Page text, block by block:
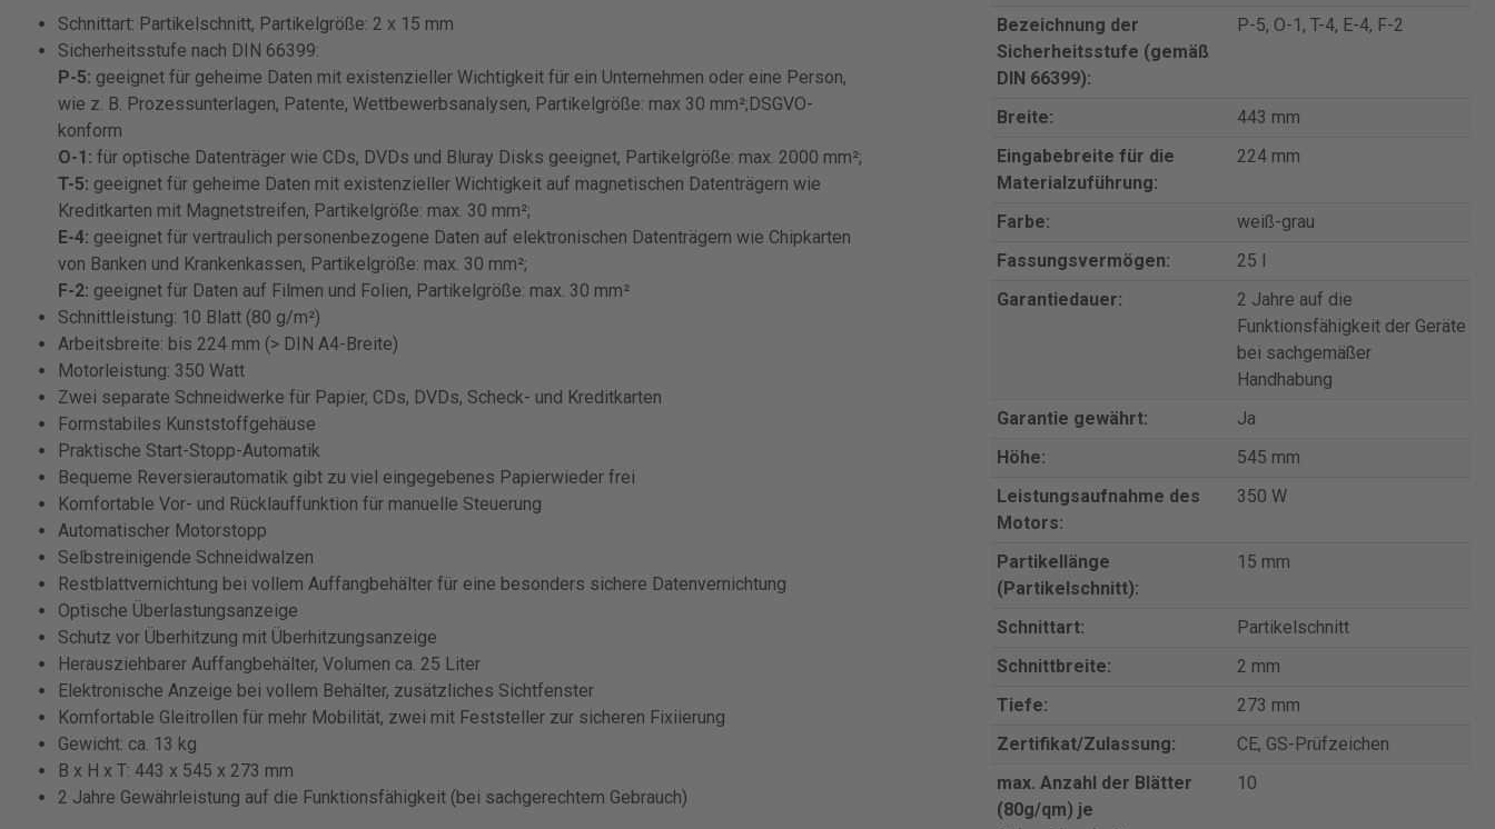
Schnittart: Partikelschnitt, Partikelgröße: 2 x 15 mm
Sicherheitsstufe nach DIN 66399:
P-5: geeignet für geheime Daten mit existenzieller Wichtigkeit für ein Unternehmen oder eine Person,
wie z. B. Prozessunterlagen, Patente, Wettbewerbsanalysen, Partikelgröße: max 30 mm²;DSGVO-
konform
O-1: für optische Datenträger wie CDs, DVDs und Bluray Disks geeignet, Partikelgröße: max. 2000 mm²;
T-5: geeignet für geheime Daten mit existenzieller Wichtigkeit auf magnetischen Datenträgern wie
Kreditkarten mit Magnetstreifen, Partikelgröße: max. 30 mm²;
E-4: geeignet für vertraulich personenbezogene Daten auf elektronischen Datenträgern wie Chipkarten
von Banken und Krankenkassen, Partikelgröße: max. 30 mm²;
F-2: geeignet für Daten auf Filmen und Folien, Partikelgröße: max. 30 mm²
Schnittleistung: 10 Blatt (80 g/m²)
Arbeitsbreite: bis 224 mm (> DIN A4-Breite)
Motorleistung: 350 Watt
Zwei separate Schneidwerke für Papier, CDs, DVDs, Scheck- und Kreditkarten
Formstabiles Kunststoffgehäuse
Praktische Start-Stopp-Automatik
Bequeme Reversierautomatik gibt zu viel eingegebenes Papierwieder frei
Komfortable Vor- und Rücklauffunktion für manuelle Steuerung
Automatischer Motorstopp
Selbstreinigende Schneidwalzen
Restblattvernichtung bei vollem Auffangbehälter für eine besonders sichere Datenvernichtung
Optische Überlastungsanzeige
Schutz vor Überhitzung mit Überhitzungsanzeige
Herausziehbarer Auffangbehälter, Volumen ca. 25 Liter
Elektronische Anzeige bei vollem Behälter, zusätzliches Sichtfenster
Komfortable Gleitrollen für mehr Mobilität, zwei mit Feststeller zur sicheren Fixiierung
Gewicht: ca. 13 kg
B x H x T: 443 x 545 x 273 mm
2 Jahre Gewährleistung auf die Funktionsfähigkeit (bei sachgerechtem Gebrauch)
Bezeichnung der
Sicherheitsstufe (gemäß
DIN 66399):
P-5, O-1, T-4, E-4, F-2
Breite:
443 mm
Eingabebreite für die
Materialzuführung:
224 mm
Farbe:
weiß-grau
Fassungsvermögen:
25 l
Garantiedauer:
2 Jahre auf die
Funktionsfähigkeit der Geräte
bei sachgemäßer
Handhabung
Garantie gewährt:
Ja
Höhe:
545 mm
Leistungsaufnahme des
Motors:
350 W
Partikellänge
(Partikelschnitt):
15 mm
Schnittart:
Partikelschnitt
Schnittbreite:
2 mm
Tiefe:
273 mm
Zertifikat/Zulassung:
CE, GS-Prüfzeichen
max. Anzahl der Blätter
(80g/qm) je
10